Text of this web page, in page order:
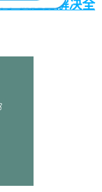
手表起雾解决全